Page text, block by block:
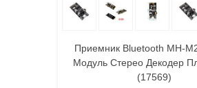
Приемник Bluetooth MH-
Модуль Стерео Декодер
(17569)